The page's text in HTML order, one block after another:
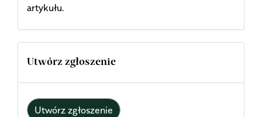
artykułu.
Utwórz zgłoszenie
Utwórz zgłoszenie